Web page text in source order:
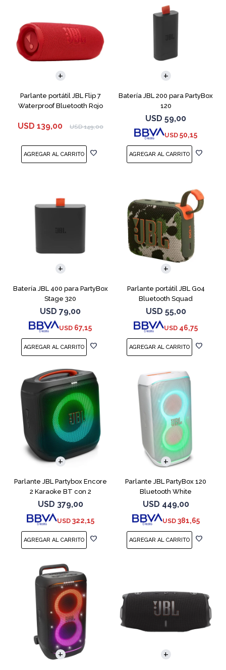
Parlante portátil JBL Flip 7
Waterproof Bluetooth Rojo
USD 139,00 USD 149,00
Batería JBL 200 para PartyBox
120
USD 59,00
USD 50,15
Batería JBL 400 para PartyBox
Stage 320
USD 79,00
USD 67,15
Parlante portátil JBL Go4
Bluetooth Squad
USD 55,00
USD 46,75
Parlante JBL Partybox Encore
2 Karaoke BT con 2
microfono
USD 379,00
USD 322,15
Parlante JBL PartyBox 120
Bluetooth White
USD 449,00
USD 381,65